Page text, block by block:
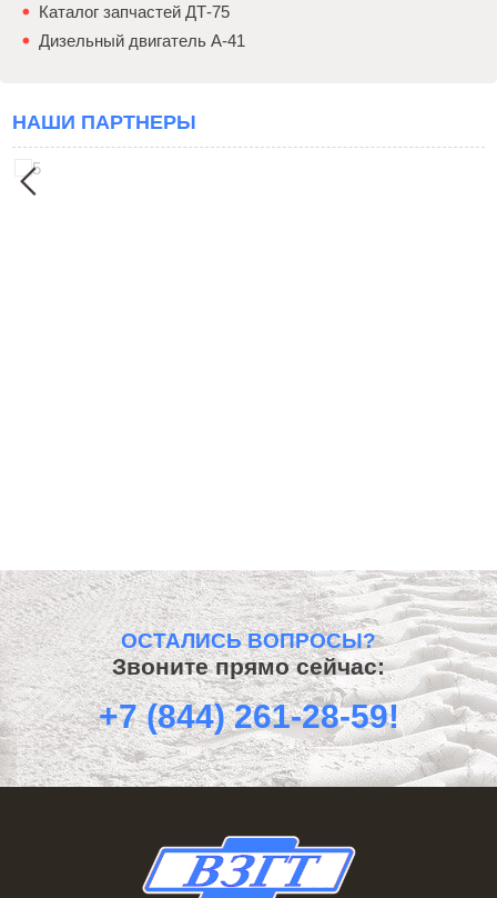
Каталог запчастей ДТ-75
Дизельный двигатель А-41
НАШИ ПАРТНЕРЫ
ОСТАЛИСЬ ВОПРОСЫ?
Звоните прямо сейчас:
+7 (844) 261-28-59!